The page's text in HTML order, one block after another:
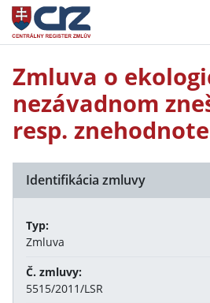
Zmluva o
nezávadnom
resp.
Identifikácia zmluvy
Typ:
Zmluva
Č. zmluvy:
5515/2011/LSR